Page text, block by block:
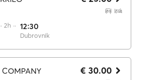
·· 2h ·· 12:30
Dubrovnik
COMPANY € 30.00